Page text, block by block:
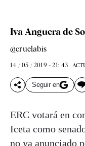
Iva Anguera de
@cruelabis
14 / 05 / 2019 - 21: 43
Seguir en
ERC votará en
Iceta como
no ya anunciado